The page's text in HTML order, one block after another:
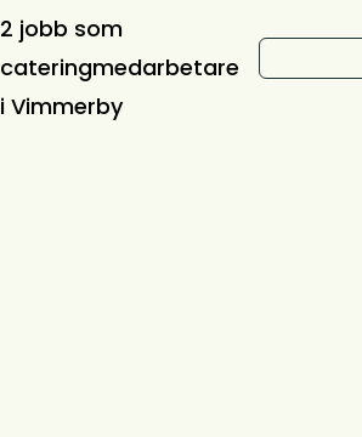
2 jobb som
cateringmedarbetare
i Vimmerby